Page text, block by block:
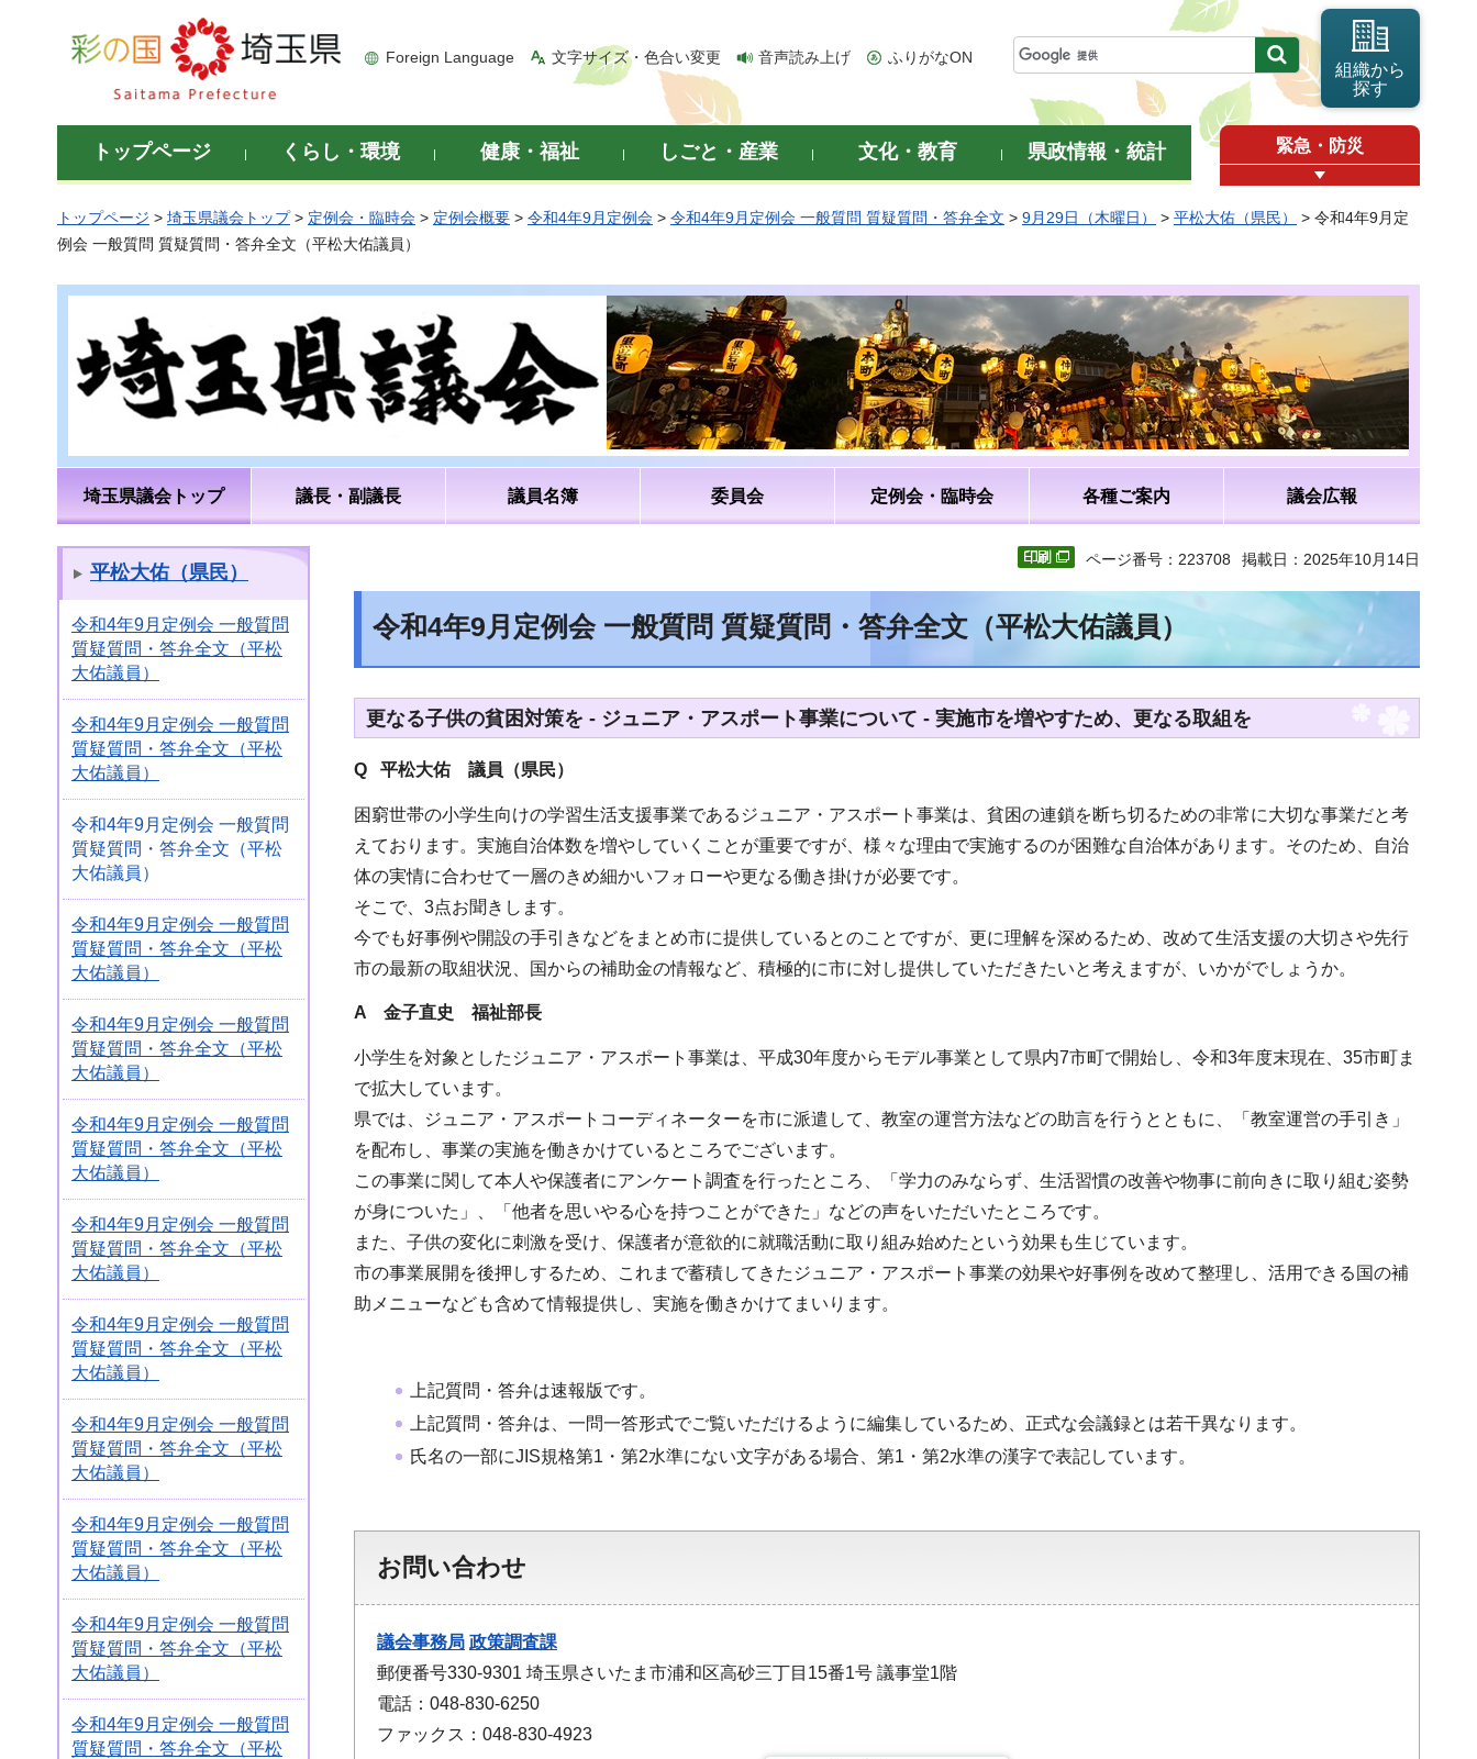
彩の国 埼玉県
Foreign Language 文字サイズ・色合い変更 音声読み上げ ふりがなON
組織から
探す
トップページ くらし・環境 健康・福祉 しごと・産業 文化・教育 県政情報・統計 緊急・防災
トップページ > 埼玉県議会トップ> 定例会・臨時会 > 定例会概要 > 令和4年9月定例会 > 令和4年9月定例会 一般質問 質疑質問・答弁全文 > 9月29日（木曜日） > 平松大佑（県民）
> 令和4年9月定
例会 一般質問 質疑質問・答弁全文（平松大佑議員）
埼玉県議会トップ 議長・副議長 議員名簿 委員会 定例会・臨時会 各種ご案内 議会広報
平松大佑（県民）
令和4年9月定例会 一般質問
質疑質問・答弁全文（平松
大佑議員）
令和4年9月定例会 一般質問
質疑質問・答弁全文（平松
大佑議員）
令和4年9月定例会 一般質問
質疑質問・答弁全文（平松
大佑議員）
令和4年9月定例会 一般質問
質疑質問・答弁全文（平松
大佑議員）
令和4年9月定例会 一般質問
質疑質問・答弁全文（平松
大佑議員）
令和4年9月定例会 一般質問
質疑質問・答弁全文（平松
大佑議員）
令和4年9月定例会 一般質問
質疑質問・答弁全文（平松
大佑議員）
令和4年9月定例会 一般質問
質疑質問・答弁全文（平松
大佑議員）
令和4年9月定例会 一般質問
質疑質問・答弁全文（平松
大佑議員）
令和4年9月定例会 一般質問
質疑質問・答弁全文（平松
大佑議員）
令和4年9月定例会 一般質問
質疑質問・答弁全文（平松
大佑議員）
令和4年9月定例会 一般質問
質疑質問・答弁全文（平松
ページ番号：223708 掲載日：2025年10月14日
令和4年9月定例会 一般質問 質疑質問・答弁全文（平松大佑議員）
更なる子供の貧困対策を - ジュニア・アスポート事業について - 実施市を増やすため、更なる取組を
Q 平松大佑 議員（県民）
困窮世帯の小学生向けの学習生活支援事業であるジュニア・アスポート事業は、貧困の連鎖を断ち切るための非常に大切な事業だと考
えております。実施自治体数を増やしていくことが重要ですが、様々な理由で実施するのが困難な自治体があります。そのため、自治
体の実情に合わせて一層のきめ細かいフォローや更なる働き掛けが必要です。
そこで、3点お聞きします。
今でも好事例や開設の手引きなどをまとめ市に提供しているとのことですが、更に理解を深めるため、改めて生活支援の大切さや先行
市の最新の取組状況、国からの補助金の情報など、積極的に市に対し提供していただきたいと考えますが、いかがでしょうか。
A 金子直史 福祉部長
小学生を対象としたジュニア・アスポート事業は、平成30年度からモデル事業として県内7市町で開始し、令和3年度末現在、35市町ま
で拡大しています。
県では、ジュニア・アスポートコーディネーターを市に派遣して、教室の運営方法などの助言を行うとともに、「教室運営の手引き」
を配布し、事業の実施を働きかけているところでございます。
この事業に関して本人や保護者にアンケート調査を行ったところ、「学力のみならず、生活習慣の改善や物事に前向きに取り組む姿勢
が身についた」、「他者を思いやる心を持つことができた」などの声をいただいたところです。
また、子供の変化に刺激を受け、保護者が意欲的に就職活動に取り組み始めたという効果も生じています。
市の事業展開を後押しするため、これまで蓄積してきたジュニア・アスポート事業の効果や好事例を改めて整理し、活用できる国の補
助メニューなども含めて情報提供し、実施を働きかけてまいります。
上記質問・答弁は速報版です。
上記質問・答弁は、一問一答形式でご覧いただけるように編集しているため、正式な会議録とは若干異なります。
氏名の一部にJIS規格第1・第2水準にない文字がある場合、第1・第2水準の漢字で表記しています。
お問い合わせ
議会事務局 政策調査課
郵便番号330-9301 埼玉県さいたま市浦和区高砂三丁目15番1号 議事堂1階
電話：048-830-6250
ファックス：048-830-4923